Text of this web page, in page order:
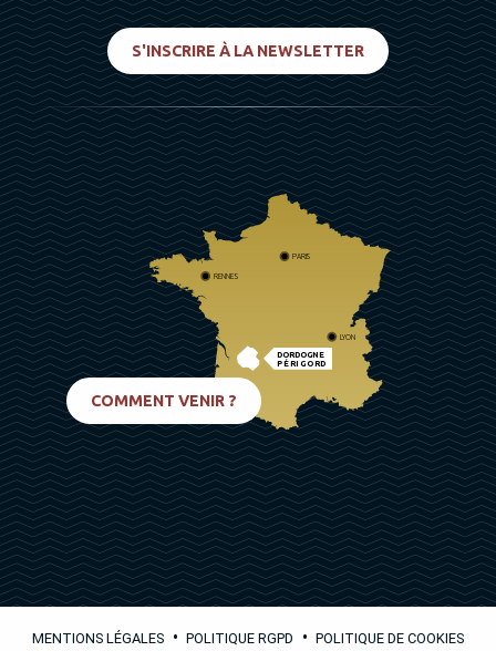
S'INSCRIRE À LA NEWSLETTER
DORDOGNE
PÉRIGORD
PARIS
RENNES
LYON
COMMENT VENIR ?
MENTIONS LÉGALES • POLITIQUE RGPD • POLITIQUE DE COOKIES